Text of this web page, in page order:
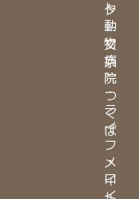
ト
動
物
病
院
つ
く
ば
・
ロ
タ
ー
文
京
・
ラ
イ
フ
メ
イ